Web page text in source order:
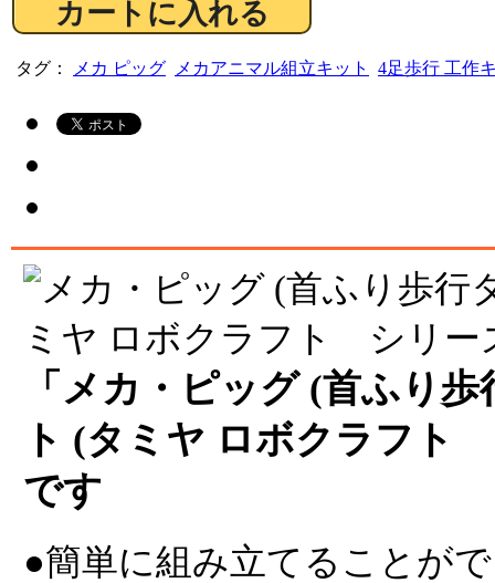
タグ： メカ ピッグ メカアニマル組立キット 4足歩行 工作
「メカ・ピッグ (首ふり
ト (タミヤ ロボクラフト
です
●簡単に組み立てることが